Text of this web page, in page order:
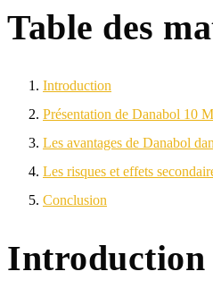
Table des
Introduction
Présentation de Danabol 10
Les avantages de Danabol
Les risques et effets
Conclusion
Introduction